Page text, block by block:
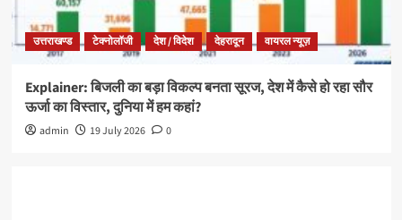
उत्तराखण्ड टेक्नोलॉजी देश / विदेश देहरादून वायरल न्यूज़
Explainer: बिजली का बड़ा विकल्प बनता सूरज, देश में कैसे हो रहा सौर
ऊर्जा का विस्तार, दुनिया में हम कहां?
admin 19 July 2026 0